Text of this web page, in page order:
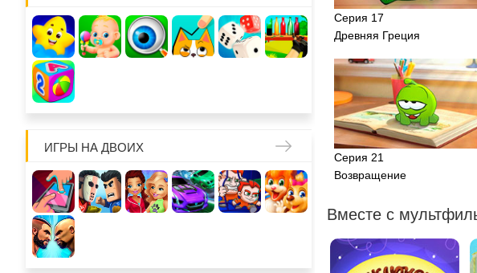
ИГРЫ НА ДВОИХ
Серия 17
Древняя Греция
Серия 21
Возвращение
Вместе с